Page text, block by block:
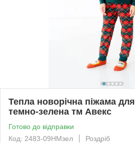
Тепла новорічна піжама
темно-зелена тм Авекс
Готово до відправки
Код: 2483-09НМзел
Роздріб